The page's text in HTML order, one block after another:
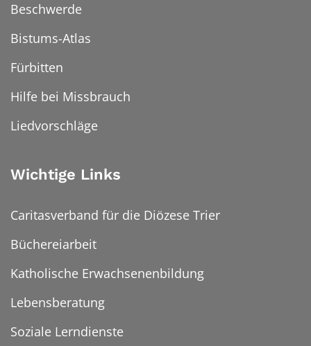
Beschwerde
Bistums-Atlas
Fürbitten
Hilfe bei Missbrauch
Liedvorschläge
Wichtige Links
Caritasverband für die Diözese Trier
Büchereiarbeit
Katholische Erwachsenenbildung
Lebensberatung
Soziale Lerndienste